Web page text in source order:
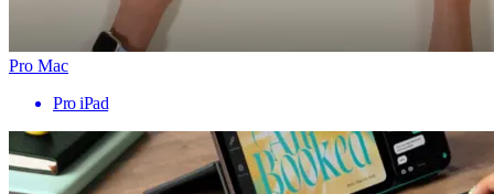
Pro Mac
Pro iPad